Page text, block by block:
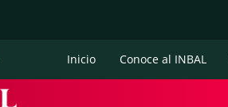
Inicio Conoce al INBAL